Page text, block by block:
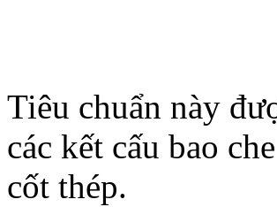
Tiêu chuẩn này
các kết cấu bao
cốt thép.